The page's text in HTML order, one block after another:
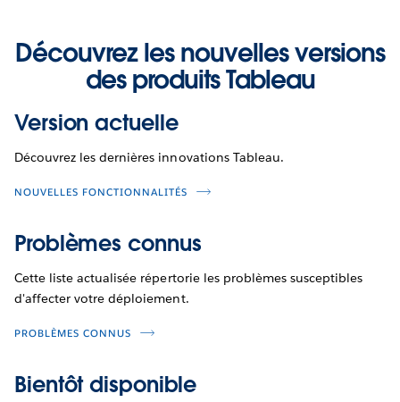
Découvrez les nouvelles versions
des produits Tableau
Version actuelle
Découvrez les dernières innovations Tableau.
NOUVELLES FONCTIONNALITÉS
Problèmes connus
Cette liste actualisée répertorie les problèmes susceptibles
d'affecter votre déploiement.
PROBLÈMES CONNUS
Bientôt disponible